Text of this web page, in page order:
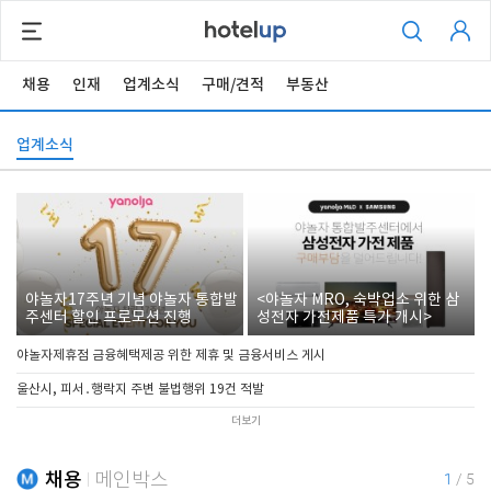
채용 인재 업계소식 구매/견적 부동산
업계소식
야놀자17주년 기념 야놀자 통합발
주센터 할인 프로모션 진행
<야놀자 MRO, 숙박업소 위한 삼
성전자 가전제품 특가 개시>
야놀자제휴점 금융혜택제공 위한 제휴 및 금융서비스 게시
울산시, 피서․행락지 주변 불법행위 19건 적발
더보기
채용 메인박스 1 / 5